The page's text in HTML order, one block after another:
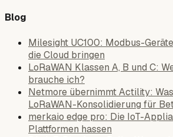
Blog
Milesight UC100: Modbus-
die Cloud bringen
LoRaWAN Klassen A, B und C:
brauche ich?
Netmore übernimmt Actility:
LoRaWAN-Konsolidierung für
merkaio edge pro: Die IoT-
Plattformen hassen